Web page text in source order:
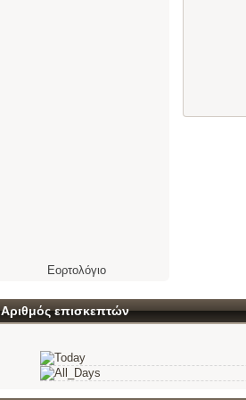
Εορτολόγιο
Αριθμός επισκεπτών